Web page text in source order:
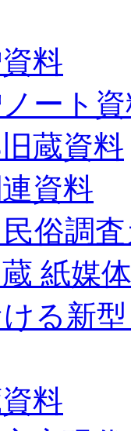
料
ート
蔵資料
資料
俗調査
紙媒
る新
料